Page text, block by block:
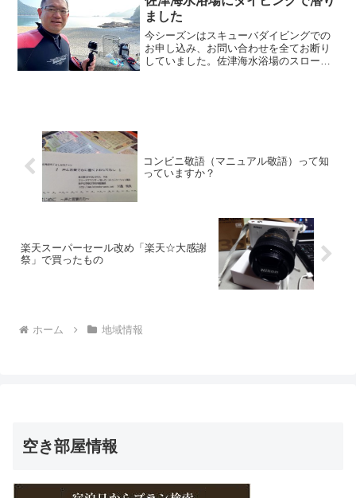
料無料でキャンセル可能ですとの期限猶
予を提案させていただきます。
ました
今シーズンはスキューバダイビングでの
お申し込み、お問い合わせを全てお断り
していました。佐津海水浴場のスロープ
コンビニ敬語（マニュアル敬語）って知
っていますか？
楽天スーパーセール改め「楽天☆大感謝
祭」で買ったもの
ホーム 地域情報
空き部屋情報